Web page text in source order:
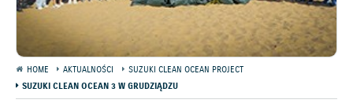
HOME AKTUALNOŚCI
SUZUKI CLEAN OCEAN PROJECT
SUZUKI CLEAN OCEAN 3 W GRUDZIĄDZU